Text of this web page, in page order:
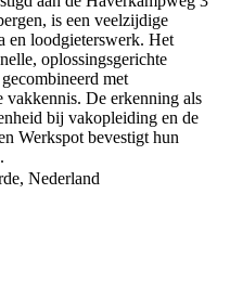
is een veelzijdige
en loodgieterswerk. Het
oplossingsgerichte
met
De erkenning als
bij vakopleiding en de
Werkspot bevestigt hun
Nederland